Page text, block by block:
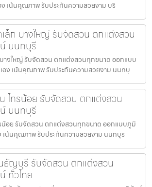
ง เน้นคุณภาพ รับประกันความสวยงาม บริ
ล็ก บางใหญ่ รับจัดสวน ตกแต่งสวน
นนทบุรี
างใหญ่ รับจัดสวน ตกแต่งสวนทุกขนาด ออกแบบ
อง เน้นคุณภาพ รับประกันความสวยงาม นนทบุ
ไทรน้อย รับจัดสวน ตกแต่งสวน
นนทบุรี
น้อย รับจัดสวน ตกแต่งสวนทุกขนาด ออกแบบภูมิ
เน้นคุณภาพ รับประกันความสวยงาม นนทบุร
ธัญบุรี รับจัดสวน ตกแต่งสวน
ทั่วไทย